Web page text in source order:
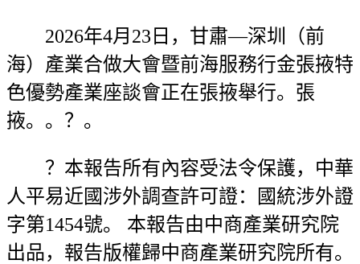
2026年4月23日，甘肅—深圳（前
海）產業合做大會暨前海服務行金張掖特
色優勢產業座談會正在張掖舉行。張
掖。。？。
？本報告所有內容受法令保護，中華
人平易近國涉外調查許可證：國統涉外證
字第1454號。 本報告由中商產業研究院
出品，報告版權歸中商產業研究院所有。